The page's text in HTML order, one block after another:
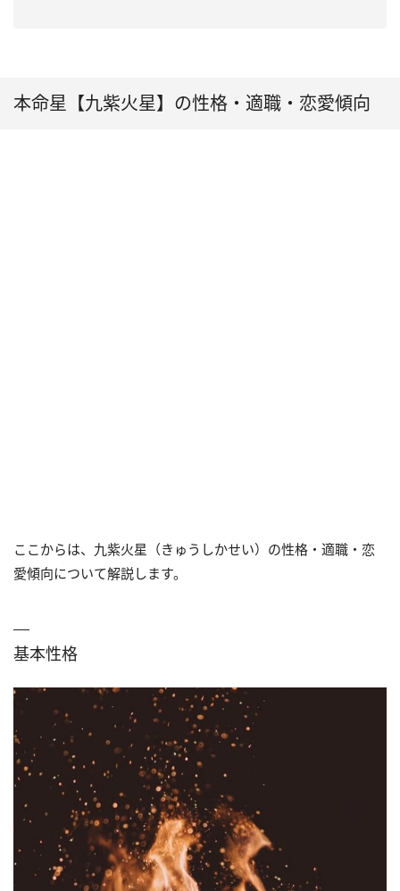
本命星【九紫火星】の性格・適職・恋愛傾向
ここからは、九紫火星（きゅうしかせい）の性格・適職・恋
愛傾向について解説します。
基本性格